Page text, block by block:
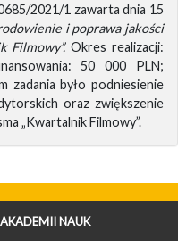
2021/1 zawarta dnia 15
i poprawa jakości
Filmowy”.Okres realizacji:
50 000 PLN;
zadania było podniesienie
oraz zwiększenie
„Kwartalnik Filmowy”.
NAUK